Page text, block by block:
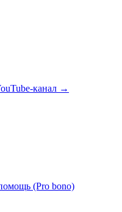
канал →
(Pro bono)